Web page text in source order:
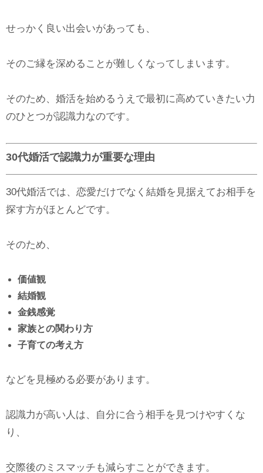
せっかく良い出会いがあっても、
そのご縁を深めることが難しくなってしまいます。
そのため、婚活を始めるうえで最初に高めていきたい力
のひとつが認識力なのです。
30代婚活で認識力が重要な理由
30代婚活では、恋愛だけでなく結婚を見据えてお相手を
探す方がほとんどです。
そのため、
価値観
結婚観
金銭感覚
家族との関わり方
子育ての考え方
などを見極める必要があります。
認識力が高い人は、自分に合う相手を見つけやすくな
り、
交際後のミスマッチも減らすことができます。